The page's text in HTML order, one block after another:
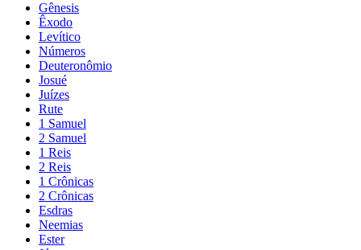
Gênesis
Êxodo
Levítico
Números
Deuteronômio
Josué
Juízes
Rute
1 Samuel
2 Samuel
1 Reis
2 Reis
1 Crônicas
2 Crônicas
Esdras
Neemias
Ester